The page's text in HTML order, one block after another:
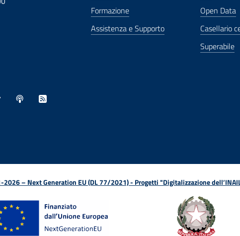
Formazione
Assistenza e Supporto
Open Data
Casellario
Superabile
2026 – Next Generation EU (DL 77/2021) - Progetti "Digitalizzazione